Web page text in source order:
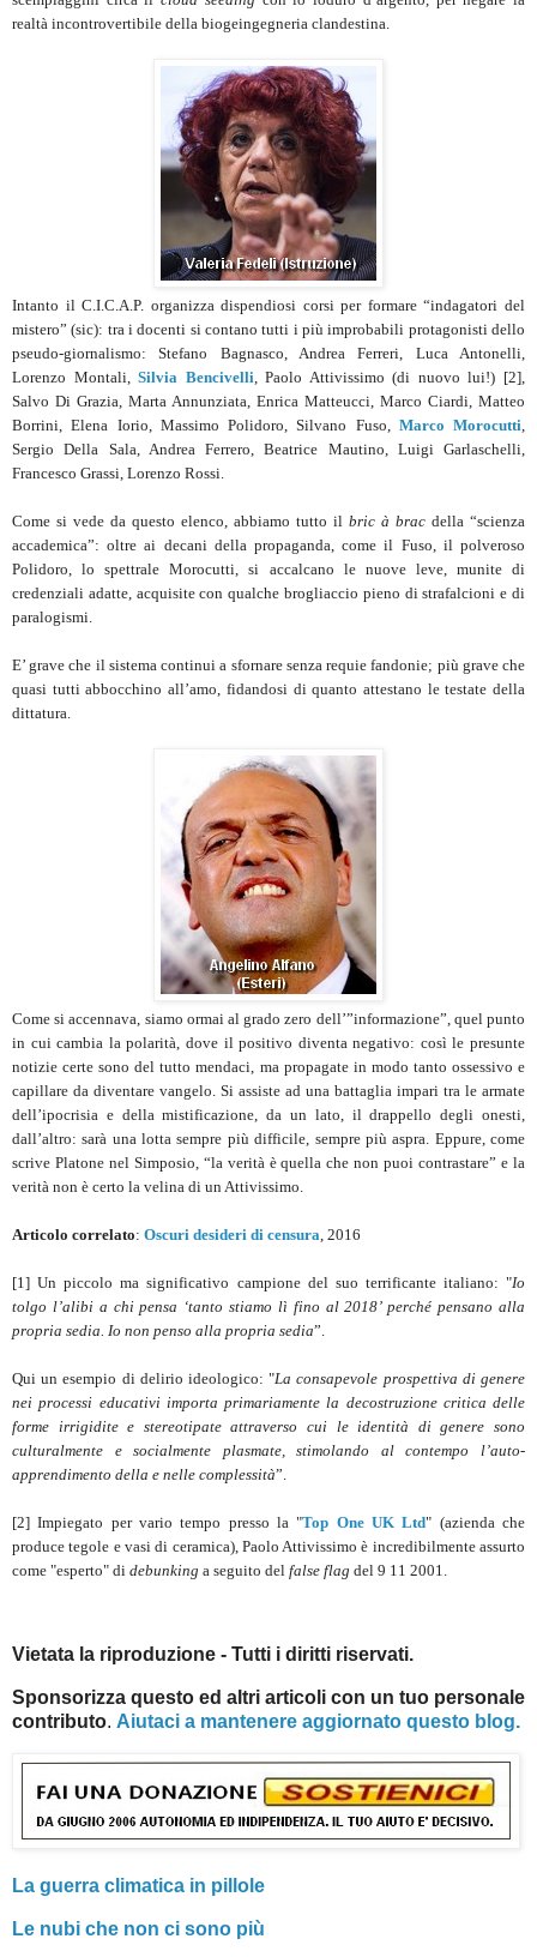
realtà incontrovertibile della biogeingegneria clandestina.
Intanto il C.I.C.A.P. organizza dispendiosi corsi per formare “indagatori del
mistero” (sic): tra i docenti si contano tutti i più improbabili protagonisti dello
pseudo-giornalismo: Stefano Bagnasco, Andrea Ferreri, Luca Antonelli,
Lorenzo Montali,Silvia Bencivelli , Paolo Attivissimo (di nuovo lui!) [2],
Salvo Di Grazia, Marta Annunziata, Enrica Matteucci, Marco Ciardi, Matteo
Borrini, Elena Iorio, Massimo Polidoro, Silvano Fuso, Marco Morocutti
Sergio Della Sala, Andrea Ferrero, Beatrice Mautino, Luigi Garlaschelli,
Francesco Grassi, Lorenzo Rossi.
Come si vede da questo elenco, abbiamo tutto il bric à brac della “scienza
accademica”: oltre ai decani della propaganda, come il Fuso, il polveroso
Polidoro, lo spettrale Morocutti, si accalcano le nuove leve, munite di
credenziali adatte, acquisite con qualche brogliaccio pieno di strafalcioni e di
paralogismi.
E’ grave che il sistema continui a sfornare senza requie fandonie; più grave che
quasi tutti abbocchino all’amo, fidandosi di quanto attestano le testate della
dittatura.
Come si accennava, siamo ormai al grado zero dell’”informazione”, quel punto
in cui cambia la polarità, dove il positivo diventa negativo: così le presunte
notizie certe sono del tutto mendaci, ma propagate in modo tanto ossessivo e
capillare da diventare vangelo. Si assiste ad una battaglia impari tra le armate
dell’ipocrisia e della mistificazione, da un lato, il drappello degli onesti,
dall’altro: sarà una lotta sempre più difficile, sempre più aspra. Eppure, come
scrive Platone nel Simposio, “la verità è quella che non puoi contrastare” e la
verità non è certo la velina di un Attivissimo.
Articolo correlato: Oscuri desideri di censura , 2016
[1] Un piccolo ma significativo campione del suo terrificante italiano: "Io
tolgo l’alibi a chi pensa ‘tanto stiamo lì fino al 2018’ perché pensano alla
propria sedia. Io non penso alla propria sedia”.
Qui un esempio di delirio ideologico: "La consapevole prospettiva di genere
nei processi educativi importa primariamente la decostruzione critica delle
forme irrigidite e stereotipate attraverso cui le identità di genere sono
culturalmente e socialmente plasmate, stimolando al contempo l’auto-
apprendimento della e nelle complessità”.
[2] Impiegato per vario tempo presso la "Top One UK Ltd" (azienda che
produce tegole e vasi di ceramica), Paolo Attivissimo è incredibilmente assurto
come "esperto" di debunking a seguito del false flag del 9 11 2001.
Vietata la riproduzione - Tutti i diritti riservati.
Sponsorizza questo ed altri articoli con un tuo personale
contributo. Aiutaci a mantenere aggiornato questo blog.
La guerra climatica in pillole
Le nubi che non ci sono più